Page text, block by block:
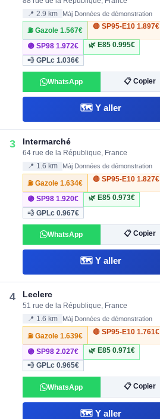
📍 2.9 km Màj Données de démonstration
⛽ Gazole1.567€
🔴 SP95-E10 1.897€
🟣 SP981.972€ 🌿 E85 0.995€
💨 GPLc1.036€
WhatsApp 📋 Copier
🗺️ Y aller
3 Intermarché
64 rue de la République, France
📍 1.6 km Màj Données de démonstration
⛽ Gazole1.634€
🔴 SP95-E10 1.827€
🟣 SP981.920€ 🌿 E85 0.973€
💨 GPLc0.967€
WhatsApp 📋 Copier
🗺️ Y aller
4 Leclerc
51 rue de la République, France
📍 1.6 km Màj Données de démonstration
⛽ Gazole1.639€
🔴 SP95-E10 1.761€
🟣 SP982.027€ 🌿 E85 0.971€
💨 GPLc0.965€
WhatsApp 📋 Copier
🗺️ Y aller